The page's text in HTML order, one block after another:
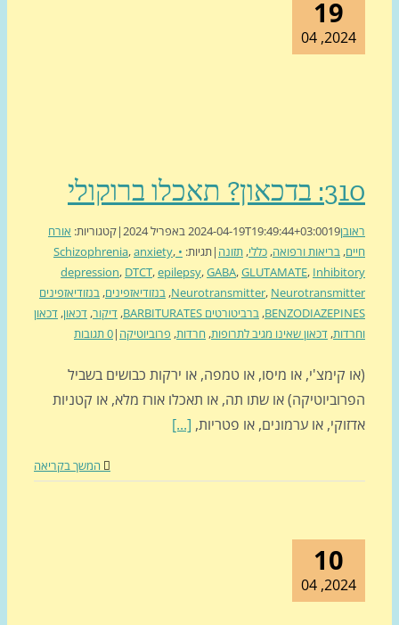
2024-04-19T19:49:44+03:00
|קטגוריות:אורח
בריאות ורפואה,כללי,תזונה|תגיות:• Schizophrenia
,anxiety ,
depression,DTCT,epilepsy, GABA,GLUTAMATE,
Neurotransmitter,
,בנזודיאזפינים,בנזודיאזפינים
,ברביטורטים BARBITURATES ,דיקור,דכאון,דכאון
דכאון שאינו מגיב לתרופות,חרדות,פרוביוטיקה|0 תגובות
קימצ'י, או מיסו, או טמפה, או ירקות כבושים בשביל
או שתו תה, או תאכלו אורז מלא, או קטניות
או ערמונים, או פטריות,[...]
המשך בקריאה